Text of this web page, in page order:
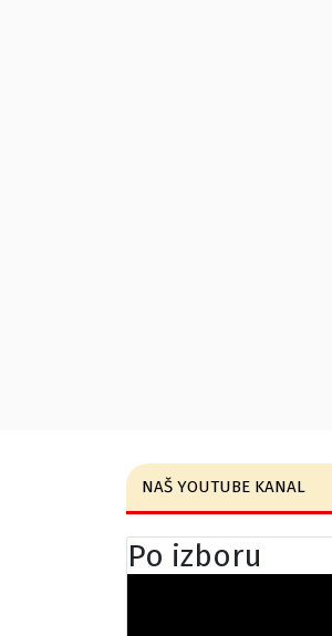
NAŠ YOUTUBE KANAL
Po izboru